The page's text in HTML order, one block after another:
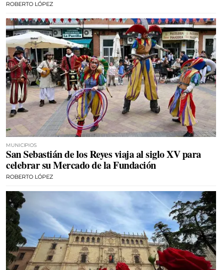
ROBERTO LÓPEZ
MUNICIPIOS
San Sebastián de los Reyes viaja al siglo XV para
celebrar su Mercado de la Fundación
ROBERTO LÓPEZ